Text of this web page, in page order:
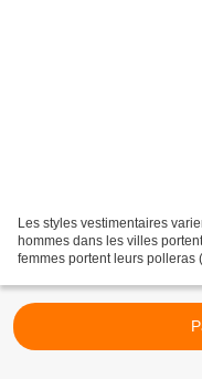
Les styles vestimentaires
hommes dans les villes
femmes portent leurs polleras